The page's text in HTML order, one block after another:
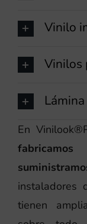
Vinilo
Vinilos
En
instaladores
tienen